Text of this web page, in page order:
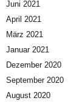
Juni 2021
April 2021
März 2021
Januar 2021
Dezember 2020
September 2020
August 2020